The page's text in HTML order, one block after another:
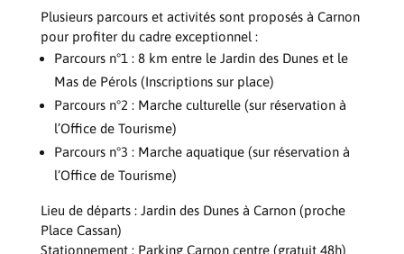
Plusieurs parcours et activités sont proposés à Carnon
pour profiter du cadre exceptionnel :
Parcours n°1 : 8 km entre le Jardin des Dunes et le
Mas de Pérols (Inscriptions sur place)
Parcours n°2 : Marche culturelle (sur réservation à
l’Office de Tourisme)
Parcours n°3 : Marche aquatique (sur réservation à
l’Office de Tourisme)
Lieu de départs : Jardin des Dunes à Carnon (proche
Place Cassan)
Stationnement : Parking Carnon centre (gratuit 48h)